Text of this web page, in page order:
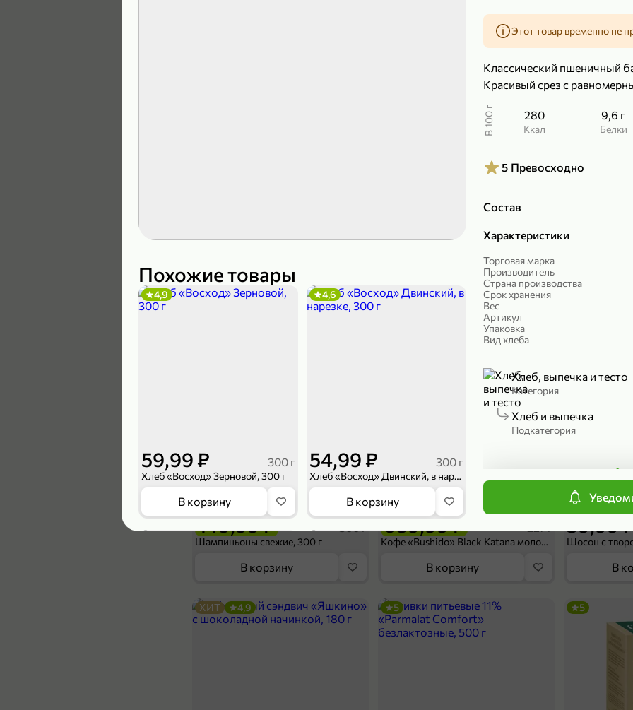
Похожие товары
59,99 ₽ 300 г
Хлеб «Восход» Зерновой, 300 г
4,9
В корзину
54,99 ₽ 300 г
Хлеб «Восход» Двинский, в нарезке, 300 г
4,6
В корзину
Этот товар временно не
Классический пшеничный
Красивый срез с
В 100 г 280
ккал
9,6 г
Белки
5 Превосходно
Состав
Характеристики
Торговая марка
Производитель
Страна производства
Срок хранения
Вес
Артикул
Упаковка
Вид хлеба
Хлеб, выпечка и тесто
Категория
Хлеб и выпечка
Подкатегория
Полотенца бумажные «Soffione» MENU, 2 рулона, 120 г
В
189,99 ₽
В корзину
299,99 ₽
300 г
Манго «Good fruit» резаное, 300 г
В корзину
149,99 ₽
169,99 ₽
Шампиньоны свежие, 300 г
В корзину
689,99 ₽
839,99 ₽
Кофе «Bushido» Black Katana молотый, 227 г
В корзину
59,99
В
ХИТ 4,9 5 5